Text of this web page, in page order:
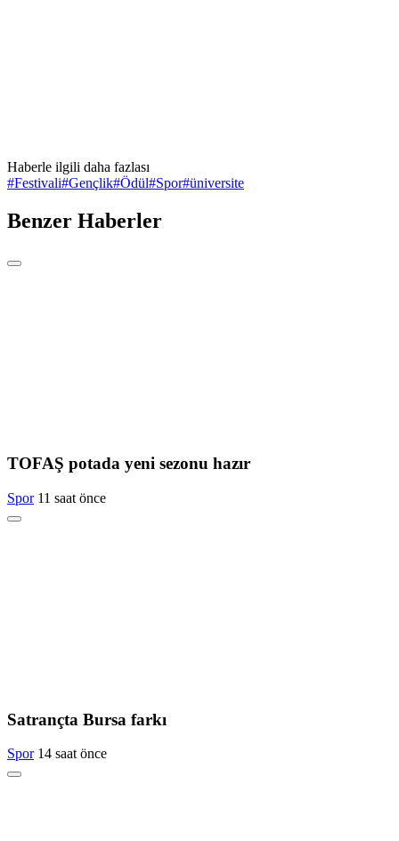
Haberle ilgili daha fazlası
#Festivali#Gençlik#Ödül#Spor#üniversite
Benzer Haberler
TOFAŞ potada yeni sezonu hazır
Spor 11 saat önce
Satrançta Bursa farkı
Spor 14 saat önce